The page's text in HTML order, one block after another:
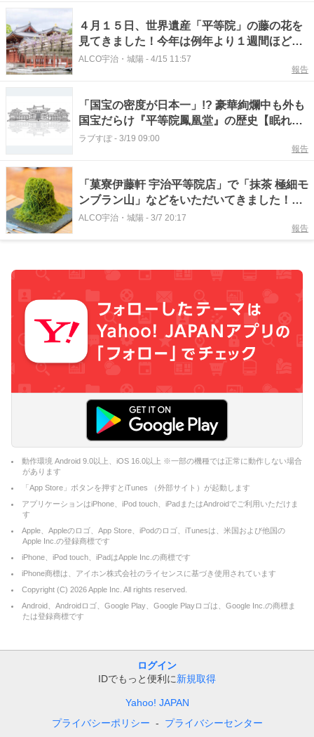
４月１５日、世界遺産「平等院」の藤の花を
見てきました！今年は例年より１週間ほど早
い見ごろ予想【京都府宇治市】
ALCO宇治・城陽 - 4/15 11:57
報告
「国宝の密度が日本一」!? 豪華絢爛中も外も
国宝だらけ『平等院鳳凰堂』の歴史【眠れな
くなるほど面白い 図解 国宝の話】
ラブすぽ- 3/19 09:00
報告
「菓寮伊藤軒 宇治平等院店」で「抹茶 極細モ
ンブラン山」などをいただいてきました！
【京都府宇治市】
ALCO宇治・城陽 - 3/7 20:17
報告
動作環境 Android 9.0以上、iOS 16.0以上 ※一部の機種では正常に動作しない場合
があります
「App Store」ボタンを押すとiTunes （外部サイト）が起動します
アプリケーションはiPhone、iPod touch、iPadまたはAndroidでご利用いただけま
す
Apple、Appleのロゴ、App Store、iPodのロゴ、iTunesは、米国および他国の
Apple Inc.の登録商標です
iPhone、iPod touch、iPadはApple Inc.の商標です
iPhone商標は、アイホン株式会社のライセンスに基づき使用されています
Copyright (C) 2026Apple Inc. All rights reserved.
Android、Androidロゴ、Google Play、Google Playロゴは、Google Inc.の商標ま
たは登録商標です
ログイン
IDでもっと便利に新規取得
Yahoo! JAPAN
プライバシーポリシー
プライバシーセンター